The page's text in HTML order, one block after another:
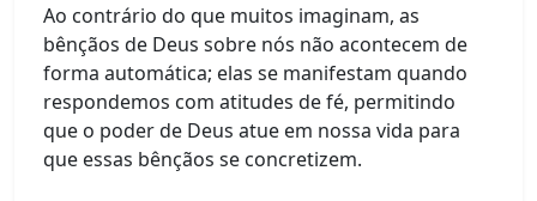
Ao contrário do que muitos imaginam, as
bênçãos de Deus sobre nós não acontecem de
forma automática; elas se manifestam quando
respondemos com atitudes de fé, permitindo
que o poder de Deus atue em nossa vida para
que essas bênçãos se concretizem.